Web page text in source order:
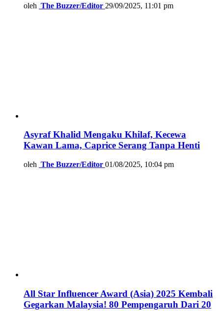
oleh The Buzzer/Editor 29/09/2025, 11:01 pm
Asyraf Khalid Mengaku Khilaf, Kecewa
Kawan Lama, Caprice Serang Tanpa Henti
oleh The Buzzer/Editor 01/08/2025, 10:04 pm
All Star Influencer Award (Asia) 2025 Kembali
Gegarkan Malaysia! 80 Pempengaruh Dari 20